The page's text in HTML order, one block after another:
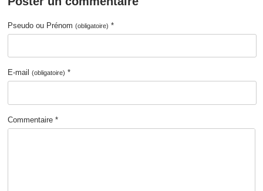
Pseudo ou Prénom(obligatoire) *
E-mail(obligatoire) *
Commentaire *